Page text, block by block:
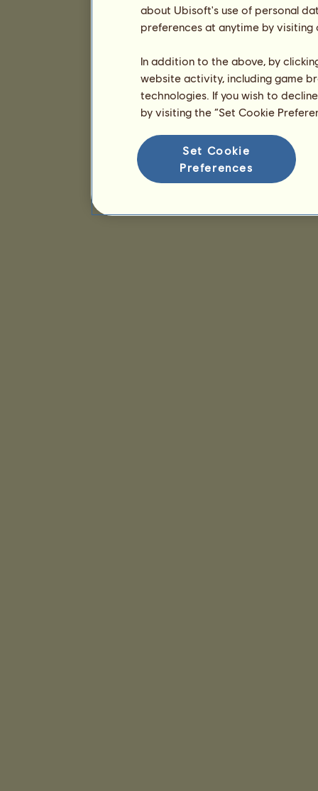
about Ubisoft's use of personal
preferences at anytime by
In addition to the above, by
website activity, including game
technologies. If you wish to
by visiting the “Set Cookie
Set Cookie
Preferences